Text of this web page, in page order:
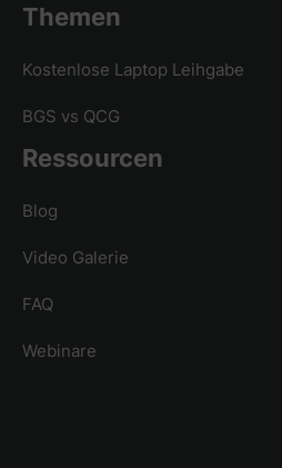
Themen
Kostenlose Laptop Leihgabe
BGS vs QCG
Ressourcen
Blog
Video Galerie
FAQ
Webinare